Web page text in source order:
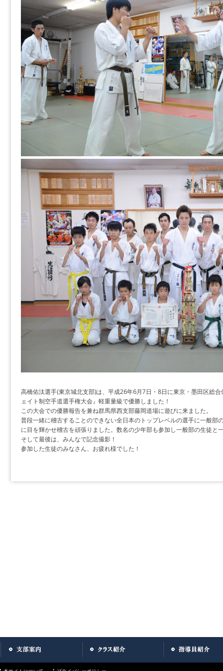
高橋佑汰選手(東京城北支部)は、平成26年6月7日・8日に東京・墨田区総
ェイト制空手道選手権大会』軽重量級で優勝しました！
この大会での優勝報告を兼ね群馬県西支部藤岡道場に遊びに来ました。
普段一緒に稽古することのできない全日本のトップレベルの選手に一般部
に目を輝かせ稽古を頑張りました。数名の少年部も参加し一般部の生徒と
そして最後は、みんなで記念撮影！
参加した生徒のみなさん、お疲れ様でした！